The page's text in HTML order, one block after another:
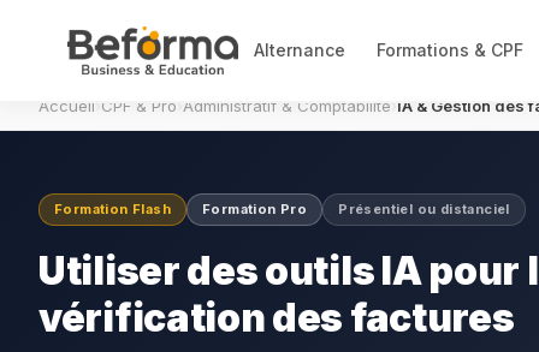
Alternance Formations & CPF
Accueil›CPF & Pro›Administratif & Comptabilité›IA & Gestion des
Formation Flash Formation Pro Présentiel ou distanciel
Utiliser des outils IA
vérification des factures